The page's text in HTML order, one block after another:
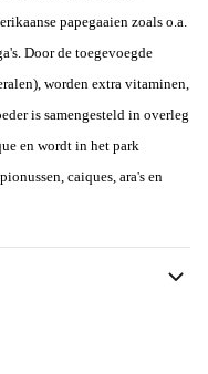
papegaaien zoals o.a.
Door de toegevoegde
worden extra vitaminen,
is samengesteld in overleg
en wordt in het park
caiques, ara's en